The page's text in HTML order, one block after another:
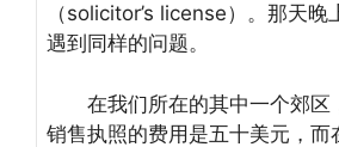
（solicitor’s license）。那天晚
遇到同样的问题。
在我们所在的其中一个郊区
销售执照的费用是五十美元，而